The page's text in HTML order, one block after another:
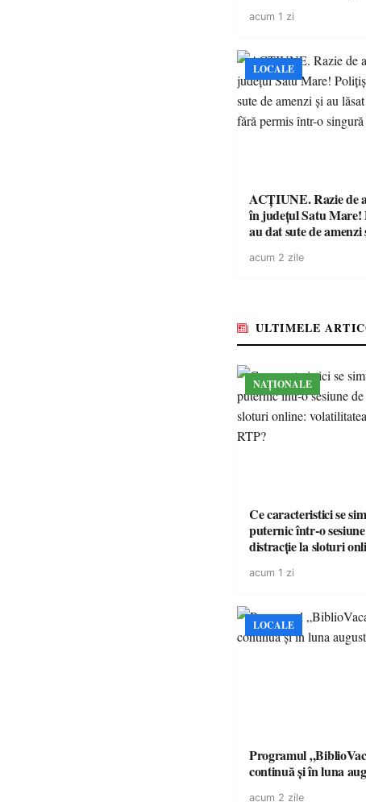
niciodată permis
acum 1 zi
LOCALE
ACȚIUNE. Razie de
în județul Satu Mare!
au dat sute de amenzi
singură zi
acum 2 zile
ULTIMELE
NAȚIONALE
Ce caracteristici se
puternic într-o
distracție la sloturi
acum 1 zi
LOCALE
Programul
continuă și în luna
acum 2 zile